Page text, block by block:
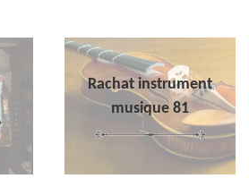
Rachat instrument
musique 81